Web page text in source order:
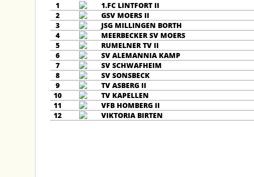
1 1.FC LINTFORT II
2
GSV MOERS II
3
JSG MILLINGEN BORTH
4
MEERBECKER SV MOERS
5
RUMELNER TV II
6
SV ALEMANNIA KAMP
7
SV SCHWAFHEIM
8
SV SONSBECK
9
TV ASBERG II
10
TV KAPELLEN
11
VFB HOMBERG II
12
VIKTORIA BIRTEN